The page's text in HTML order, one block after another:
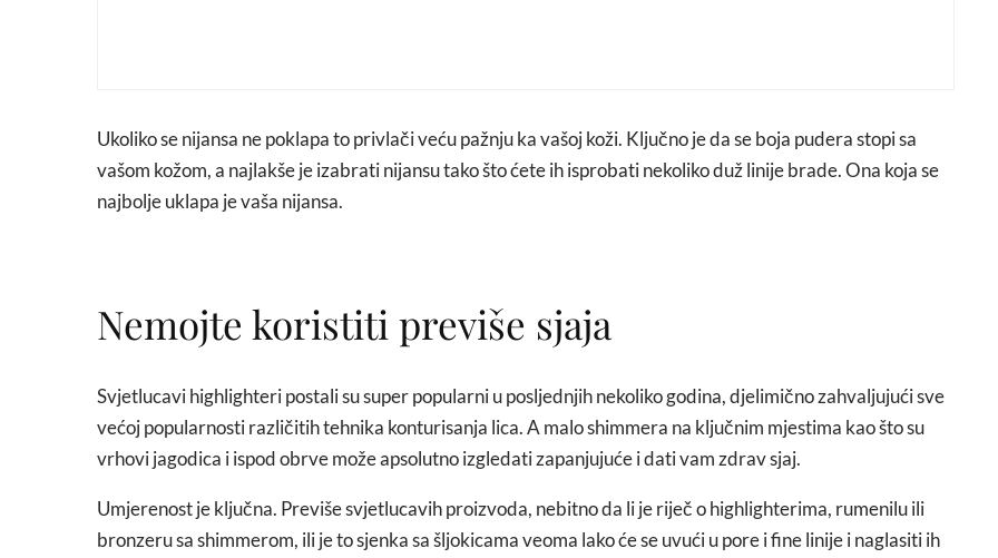
Ukoliko se nijansa ne poklapa to privlači veću pažnju ka vašoj koži. Ključno je da se boja pudera stopi sa
vašom kožom, a najlakše je izabrati nijansu tako što ćete ih isprobati nekoliko duž linije brade. Ona koja se
najbolje uklapa je vaša nijansa.
Nemojte koristiti previše sjaja
Svjetlucavi highlighteri postali su super popularni u posljednjih nekoliko godina, djelimično zahvaljujući sve
većoj popularnosti različitih tehnika konturisanja lica. A malo shimmera na ključnim mjestima kao što su
vrhovi jagodica i ispod obrve može apsolutno izgledati zapanjujuće i dati vam zdrav sjaj.
Umjerenost je ključna. Previše svjetlucavih proizvoda, nebitno da li je riječ o highlighterima, rumenilu ili
bronzeru sa shimmerom, ili je to sjenka sa šljokicama veoma lako će se uvući u pore i fine linije i naglasiti ih